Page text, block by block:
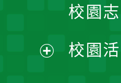
單
校園
校園